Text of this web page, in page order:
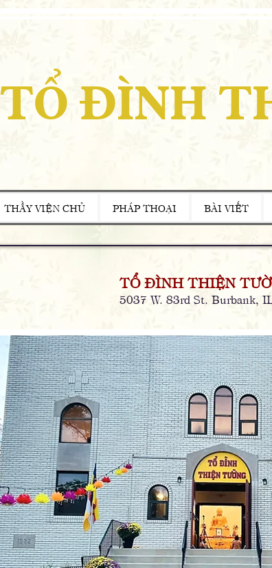
TỔ ĐÌNH
THẦY VIỆN CHỦ PHÁP THOẠI BÀI VIẾT
TỔ ĐÌNH THIỆN
5037 W. 83rd St. Burbank,